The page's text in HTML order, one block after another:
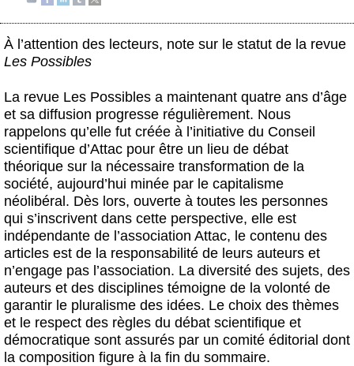
Publications
Agenda
Boutique
À l’attention des lecteurs, note sur le statut de la revue
Les Possibles
La revue Les Possibles a maintenant quatre ans d’âge
et sa diffusion progresse régulièrement. Nous
rappelons qu’elle fut créée à l’initiative du Conseil
scientifique d’Attac pour être un lieu de débat
théorique sur la nécessaire transformation de la
société, aujourd’hui minée par le capitalisme
néolibéral. Dès lors, ouverte à toutes les personnes
qui s’inscrivent dans cette perspective, elle est
indépendante de l’association Attac, le contenu des
articles est de la responsabilité de leurs auteurs et
n’engage pas l’association. La diversité des sujets, des
auteurs et des disciplines témoigne de la volonté de
garantir le pluralisme des idées. Le choix des thèmes
et le respect des règles du débat scientifique et
démocratique sont assurés par un comité éditorial dont
la composition figure à la fin du sommaire.